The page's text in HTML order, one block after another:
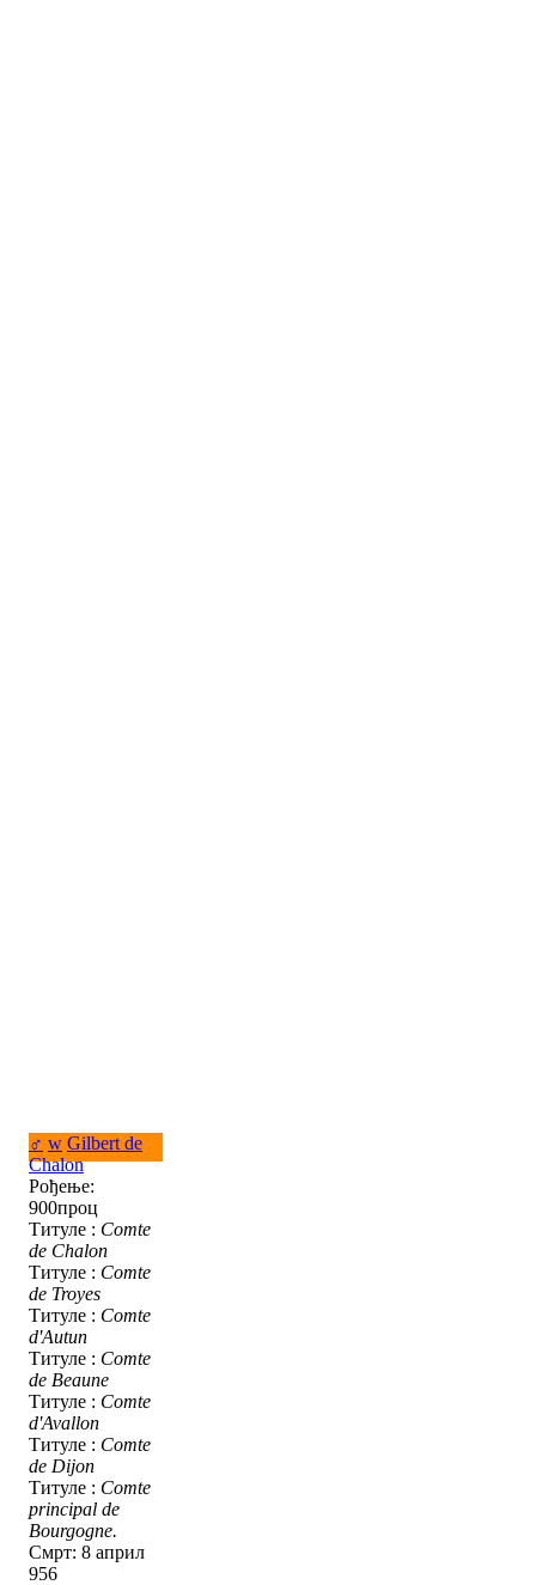
♂ w Gilbert de
Chalon
Рођење:
900проц
Титуле : Comte
de Chalon
Титуле : Comte
de Troyes
Титуле : Comte
d'Autun
Титуле : Comte
de Beaune
Титуле : Comte
d'Avallon
Титуле : Comte
de Dijon
Титуле : Comte
principal de
Bourgogne.
Смрт: 8 април
956